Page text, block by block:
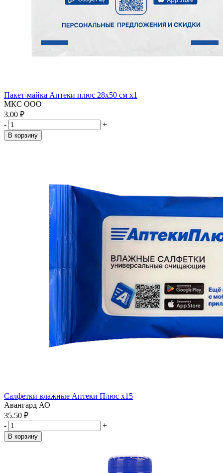
Пакет-майка Аптеки плюс 28х50 см x1
МКС ООО
3.00 ₽
-
+
В корзину
Салфетки влажные Аптеки Плюс x15
Авангард АО
35.50 ₽
-
+
В корзину